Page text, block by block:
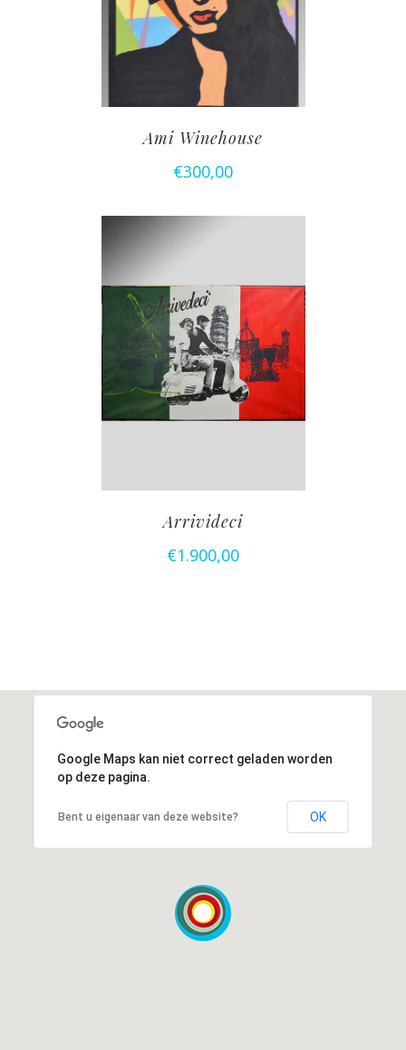
Ami Winehouse
€300,00
TOEVOEGEN AAN
WINKELWAGEN
Arrivideci
€1.900,00
Google Maps kan niet correct geladen worden
op deze pagina.
Bent u eigenaar van deze website? OK